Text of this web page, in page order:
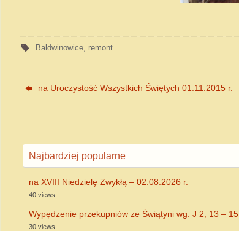
Baldwinowice, remont.
na Uroczystość Wszystkich Świętych 01.11.2015 r.
Najbardziej popularne
na XVIII Niedzielę Zwykłą – 02.08.2026 r.
40 views
Wypędzenie przekupniów ze Świątyni wg. J 2, 13 – 15
30 views